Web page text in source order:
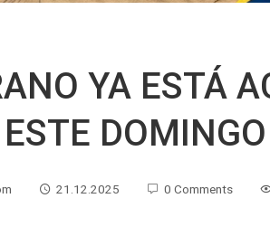
YA ESTÁ
DOMINGO
21.12.2025 0 Comments